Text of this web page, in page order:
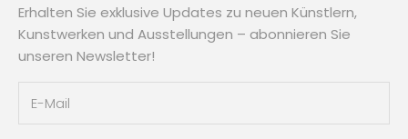
Erhalten Sie exklusive Updates zu neuen Künstlern,
Kunstwerken und Ausstellungen – abonnieren Sie
unseren Newsletter!